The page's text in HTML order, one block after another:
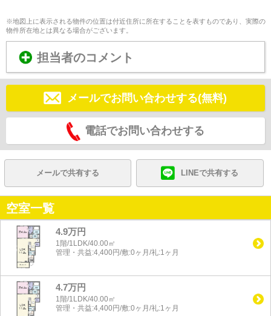
※地図上に表示される物件の位置は付近住所に所在することを表すものであり、実際の
物件所在地とは異なる場合がございます。
担当者のコメント
メールでお問い合わせする(無料)
電話でお問い合わせする
メールで共有する LINEで共有する
空室一覧
4.9万円
1階/1LDK/40.00㎡
管理・共益:4,400円/敷:0ヶ月/礼:1ヶ月
4.7万円
1階/1LDK/40.00㎡
管理・共益:4,400円/敷:0ヶ月/礼:1ヶ月